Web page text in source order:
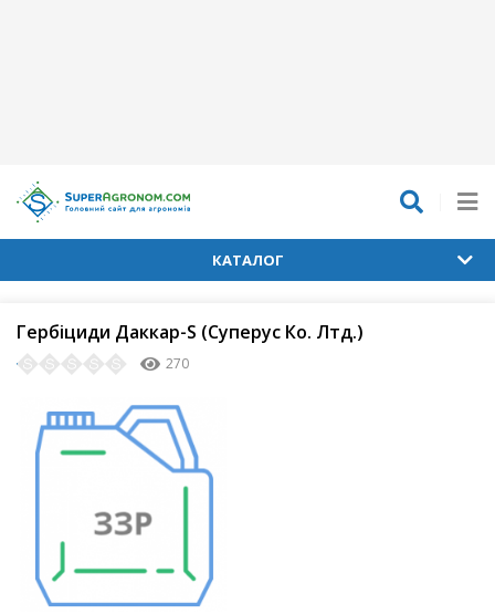
КАТАЛОГ
Гербіциди Даккар-S (Суперус Ко. Лтд.)
270